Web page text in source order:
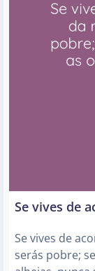
Se vives de
Se vives de
serás pobre;